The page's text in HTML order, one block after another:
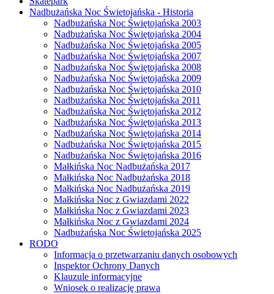
Nadbużańska Noc Świetojańska - Historia
Nadbużańska Noc Świętojańska 2003
Nadbużańska Noc Świętojańska 2004
Nadbużańska Noc Świętojańska 2005
Nadbużańska Noc Świętojańska 2007
Nadbużańska Noc Świętojańska 2008
Nadbużańska Noc Świętojańska 2009
Nadbużańska Noc Świętojańska 2010
Nadbużańska Noc Świętojańska 2011
Nadbużańska Noc Świętojańska 2012
Nadbużańska Noc Świętojańska 2013
Nadbużańska Noc Świętojańska 2014
Nadbużańska Noc Świętojańska 2015
Nadbużańska Noc Świętojańska 2016
Małkińska Noc Nadbużańska 2017
Małkińska Noc Nadbużańska 2018
Małkińska Noc Nadbużańska 2019
Małkińska Noc z Gwiazdami 2022
Małkińska Noc z Gwiazdami 2023
Małkińska Noc z Gwiazdami 2024
Nadbużańska Noc Świetojańska 2025
RODO
Informacja o przetwarzaniu danych osobowych
Inspektor Ochrony Danych
Klauzule informacyjne
Wniosek o realizację prawa